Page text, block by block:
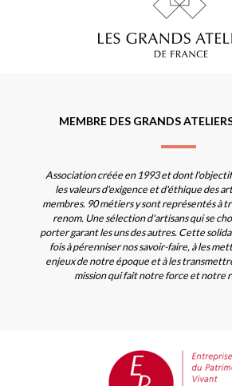
MEMBRE DES GRANDS
Association créée en 1993 et dont
les valeurs d'exigence et d'éthique des
membres. 90 métiers y sont représentés à
renom. Une sélection d'artisans qui se
porter garant les uns des autres. Cette
fois à pérenniser nos savoir-faire, à les
enjeux de notre époque et à les
mission qui fait notre force et notre